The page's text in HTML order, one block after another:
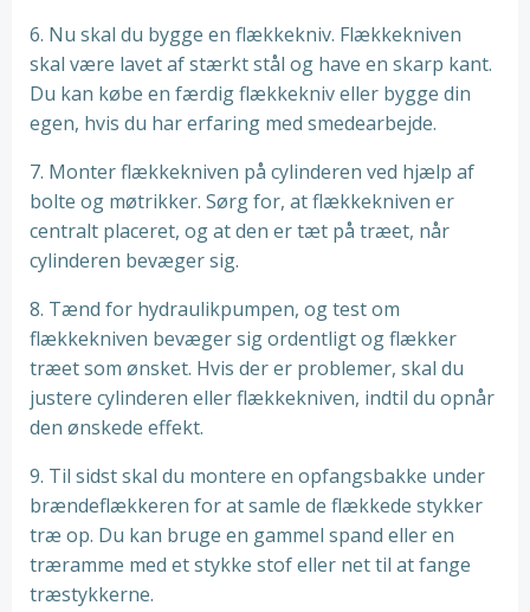
6. Nu skal du bygge en flækkekniv. Flækkekniven
skal være lavet af stærkt stål og have en skarp kant.
Du kan købe en færdig flækkekniv eller bygge din
egen, hvis du har erfaring med smedearbejde.
7. Monter flækkekniven på cylinderen ved hjælp af
bolte og møtrikker. Sørg for, at flækkekniven er
centralt placeret, og at den er tæt på træet, når
cylinderen bevæger sig.
8. Tænd for hydraulikpumpen, og test om
flækkekniven bevæger sig ordentligt og flækker
træet som ønsket. Hvis der er problemer, skal du
justere cylinderen eller flækkekniven, indtil du opnår
den ønskede effekt.
9. Til sidst skal du montere en opfangsbakke under
brændeflækkeren for at samle de flækkede stykker
træ op. Du kan bruge en gammel spand eller en
træramme med et stykke stof eller net til at fange
træstykkerne.